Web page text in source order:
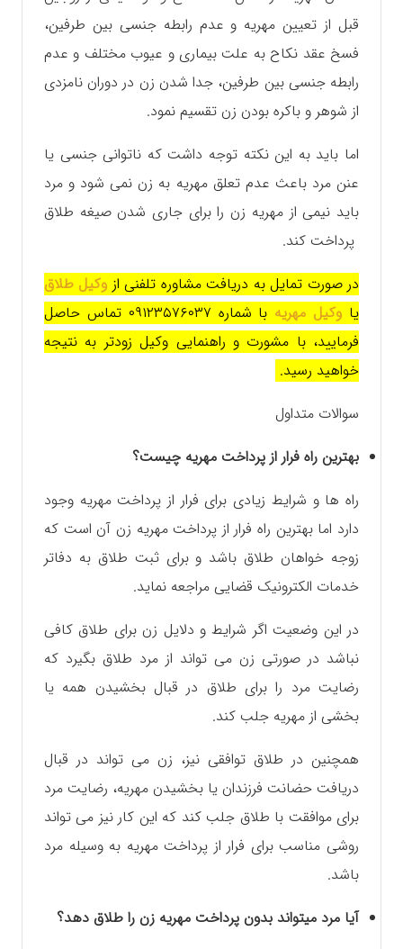
قبل از تعیین مهریه و عدم رابطه جنسی بین طرفین،
فسخ عقد نکاح به علت بیماری و عیوب مختلف و عدم
رابطه جنسی بین طرفین، جدا شدن زن در دوران نامزدی
از شوهر و باکره بودن زن تقسیم نمود.
اما باید به این نکته توجه داشت که ناتوانی جنسی یا
عنن مرد باعث عدم تعلق مهریه به زن نمی شود و مرد
باید نیمی از مهریه زن را برای جاری شدن صیغه طلاق
پرداخت کند.
در صورت تمایل به دریافت مشاوره تلفنی از وکیل طلاق
یا وکیل مهریه
با شماره ۰۹۱۲۳۵۷۶۰۳۷ تماس حاصل
فرمایید، با مشورت و راهنمایی وکیل زودتر به نتیجه
خواهید رسید.
سوالات متداول
بهترین راه فرار از پرداخت مهریه چیست؟
راه ها و شرایط زیادی برای فرار از پرداخت مهریه وجود
دارد اما بهترین راه فرار از پرداخت مهریه زن آن است که
زوجه خواهان طلاق باشد و برای ثبت طلاق به دفاتر
خدمات الکترونیک قضایی مراجعه نماید.
در این وضعیت اگر شرایط و دلایل زن برای طلاق کافی
نباشد در صورتی زن می تواند از مرد طلاق بگیرد که
رضایت مرد را برای طلاق در قبال بخشیدن همه یا
بخشی از مهریه جلب کند.
همچنین در طلاق توافقی نیز، زن می تواند در قبال
دریافت حضانت فرزندان یا بخشیدن مهریه، رضایت مرد
برای موافقت با طلاق جلب کند که این کار نیز می ‌تواند
روشی مناسب برای فرار از پرداخت مهریه به وسیله مرد
باشد.
آیا مرد میتواند بدون پرداخت مهریه زن را طلاق دهد؟